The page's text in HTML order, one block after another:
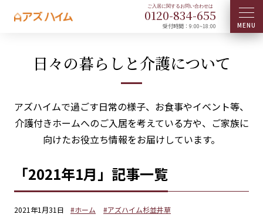
0120-834-655
受付時間：9:00~18:00
日々の暮らしと介護について
アズハイムで過ごす日常の様子、お食事やイベント等、
介護付きホームへのご入居を考えている方や、ご家族に
向けたお役立ち情報をお届けしています。
「2021年1月」記事一覧
2021年1月31日 #ホーム #アズハイム杉並井草